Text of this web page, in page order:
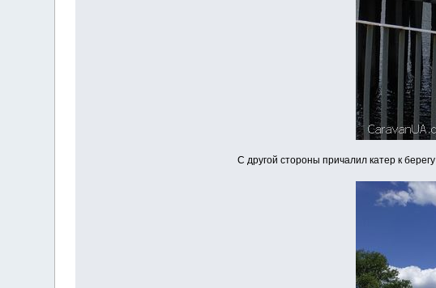
С другой стороны причалил катер к берегу